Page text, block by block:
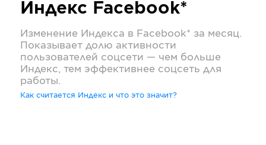
Индекс Facebook*
Изменение Индекса в Facebook* за месяц.
Показывает долю активности
пользователей соцсети — чем больше
Индекс, тем эффективнее соцсеть для
работы.
Как считается Индекс и что это значит?